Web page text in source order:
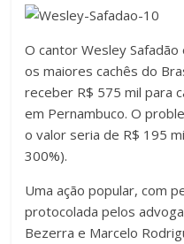
O cantor Wesley
os maiores cachês do
receber R$ 575 mil para
em Pernambuco. O
o valor seria de R$ 195
300%).
Uma ação popular, com
protocolada pelos
Bezerra e Marcelo